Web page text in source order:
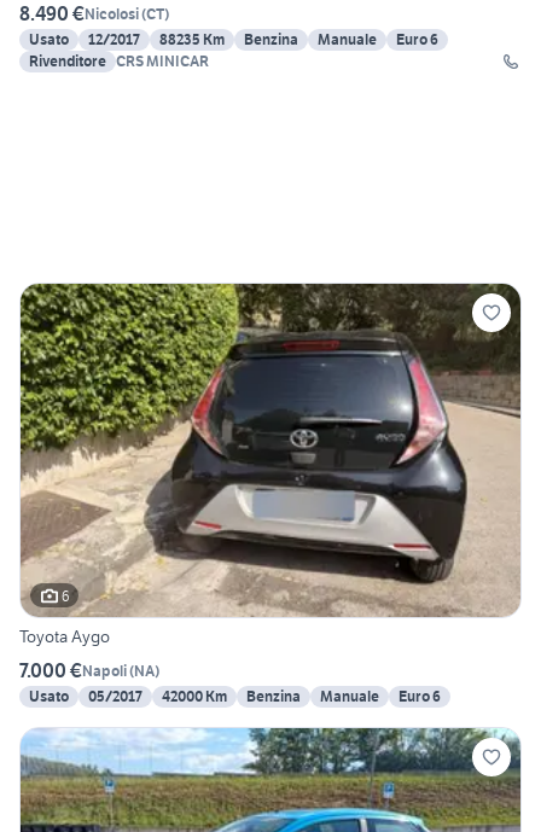
8.490 €Nicolosi(CT)
Usato
12/2017 88235 Km Benzina Manuale
Euro 6
Rivenditore CRS MINICAR
6
Toyota Aygo
7.000 €Napoli(NA)
Usato
05/2017 42000 Km Benzina Manuale Euro 6